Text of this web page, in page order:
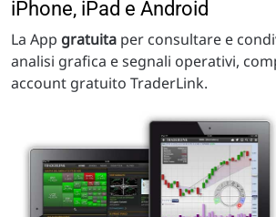
iPhone, iPad e Android
La App gratuita per consultare e
analisi grafica e segnali operativi,
account gratuito TraderLink.